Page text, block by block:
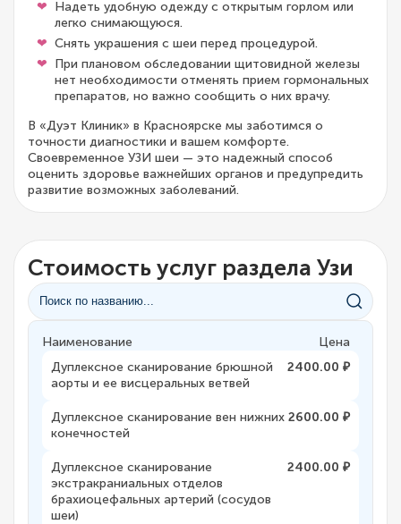
Надеть удобную одежду с открытым горлом или
легко снимающуюся.
Снять украшения с шеи перед процедурой.
При плановом обследовании щитовидной железы
нет необходимости отменять прием гормональных
препаратов, но важно сообщить о них врачу.
В «Дуэт Клиник» в Красноярске мы заботимся о
точности диагностики и вашем комфорте.
Своевременное УЗИ шеи — это надежный способ
оценить здоровье важнейших органов и предупредить
развитие возможных заболеваний.
Стоимость услуг раздела Узи
Наименование
Цена
Дуплексное сканирование брюшной
аорты и ее висцеральных ветвей
2400.00 ₽
Дуплексное сканирование вен нижних
конечностей
2600.00 ₽
Дуплексное сканирование
экстракраниальных отделов
брахиоцефальных артерий (сосудов
шеи)
2400.00 ₽